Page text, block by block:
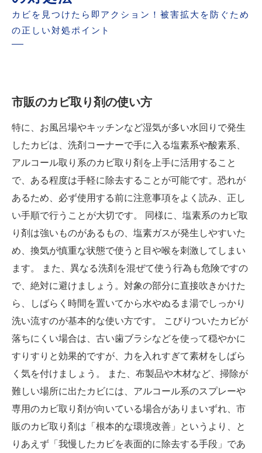
カビを見つけたら即アクション！被害拡大を防ぐため
の正しい対処ポイント
市販のカビ取り剤の使い方
特に、お風呂場やキッチンなど湿気が多い水回りで発生
したカビは、洗剤コーナーで手に入る塩素系や酸素系、
アルコール取り系のカビ取り剤を上手に活用すること
で、ある程度は手軽に除去することが可能です。恐れが
あるため、必ず使用する前に注意事項をよく読み、正し
い手順で行うことが大切です。 同様に、塩素系のカビ取
り剤は強いものがあるもの、塩素ガスが発生しやすいた
め、換気が慎重な状態で使うと目や喉を刺激してしまい
ます。 また、異なる洗剤を混ぜて使う行為も危険ですの
で、絶対に避けましょう。対象の部分に直接吹きかけた
ら、しばらく時間を置いてから水やぬるま湯でしっかり
洗い流すのが基本的な使い方です。 こびりついたカビが
落ちにくい場合は、古い歯ブラシなどを使って穏やかに
すりすりと効果的ですが、力を入れすぎて素材をしばら
く気を付けましょう。 また、布製品や木材など、掃除が
難しい場所に出たカビには、アルコール系のスプレーや
専用のカビ取り剤が向いている場合がありまいずれ、市
販のカビ取り剤は「根本的な環境改善」というより、と
りあえず「我慢したカビを表面的に除去する手段」であ